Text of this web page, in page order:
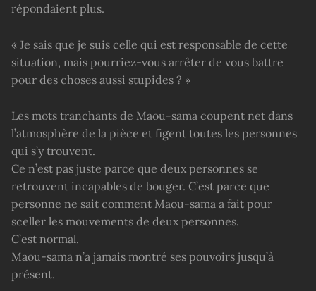
répondaient plus.
« Je sais que je suis celle qui est responsable de cette
situation, mais pourriez-vous arrêter de vous battre
pour des choses aussi stupides ? »
Les mots tranchants de Maou-sama coupent net dans
l’atmosphère de la pièce et figent toutes les personnes
qui s’y trouvent.
Ce n’est pas juste parce que deux personnes se
retrouvent incapables de bouger. C’est parce que
personne ne sait comment Maou-sama a fait pour
sceller les mouvements de deux personnes.
C’est normal.
Maou-sama n’a jamais montré ses pouvoirs jusqu’à
présent.